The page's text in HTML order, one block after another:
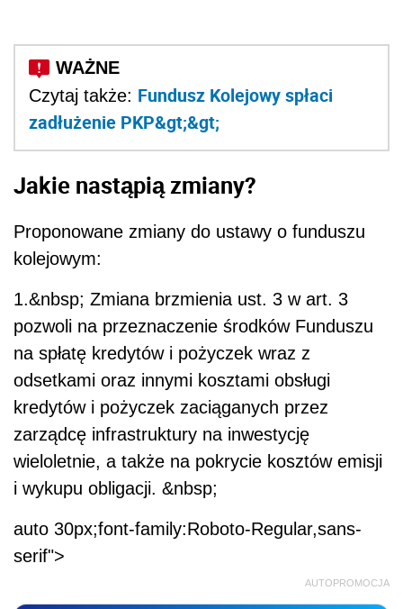
Czytaj także: Fundusz Kolejowy spłaci
zadłużenie PKP&gt;&gt;
Jakie nastąpią zmiany?
Proponowane zmiany do ustawy o funduszu
kolejowym:
1.&nbsp; Zmiana brzmienia ust. 3 w art. 3
pozwoli na przeznaczenie środków Funduszu
na spłatę kredytów i pożyczek wraz z
odsetkami oraz innymi kosztami obsługi
kredytów i pożyczek zaciąganych przez
zarządcę infrastruktury na inwestycję
wieloletnie, a także na pokrycie kosztów emisji
i wykupu obligacji. &nbsp;
auto 30px;font-family:Roboto-Regular,sans-
serif">
AUTOPROMOCJA